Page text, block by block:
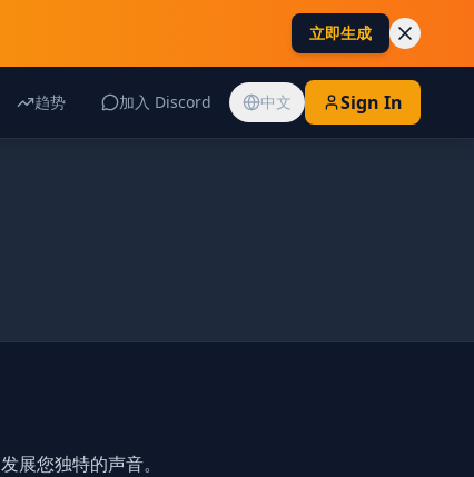
立即生成
趋势 加入 Discord 中文 Sign In
展您独特的声音。